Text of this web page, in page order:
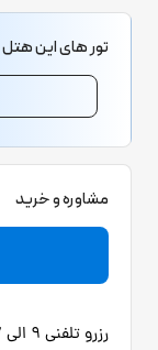
تور های این هتل
مشاوره و خرید
رزرو تلفنی 9 الی 17